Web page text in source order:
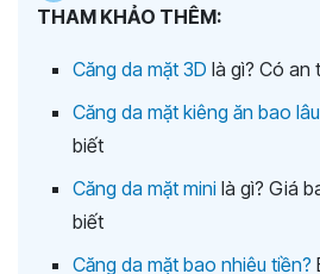
THAM KHẢO THÊM:
Căng da mặt 3D là gì? Có an
Căng da mặt kiêng ăn bao lâu
biết
Căng da mặt mini là gì? Giá
biết
Căng da mặt bao nhiêu tiền?